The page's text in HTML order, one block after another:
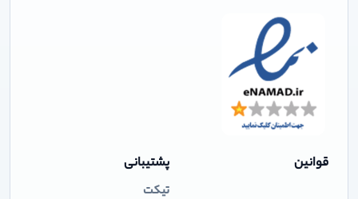
قوانین پشتیبانی
تیکت